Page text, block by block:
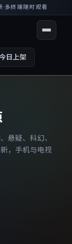
· 多终端随时观看
日上架
悬疑、科幻、
，手机与电视